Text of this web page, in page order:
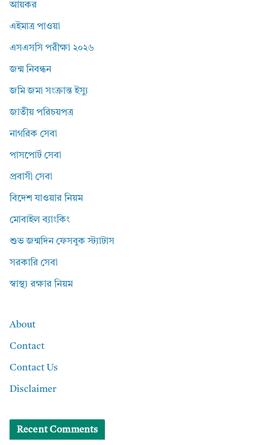
আয়কর
এইমাত্র পাওয়া
এসএসসি পরীক্ষা ২০২৬
জন্ম নিবন্ধন
জমি জমা সংক্রান্ত ইস্যু
জাতীয় পরিচয়পত্র
নাগরিক সেবা
পাসপোর্ট সেবা
প্রবাসী সেবা
বিদেশ যাওয়ার নিয়ম
মোবাইল ব্যাংকিং
শুভ জন্মদিন ফেসবুক স্ট্যাটাস
সরকারি সেবা
স্বাস্থ্য রক্ষার নিয়ম
About
Contact
Contact Us
Disclaimer
Recent Comments